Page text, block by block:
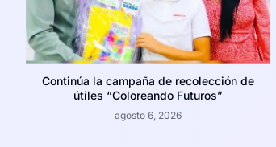
Continúa la campaña de recolección de
útiles “Coloreando Futuros”
agosto 6, 2026